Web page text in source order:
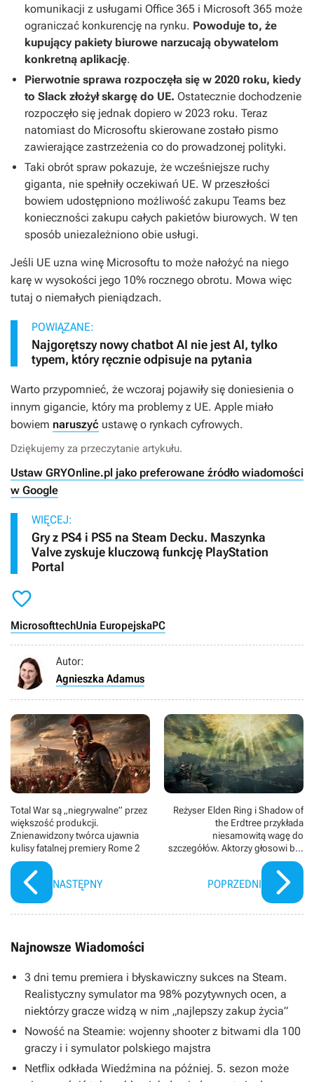
komunikacji z usługami Office 365 i Microsoft 365 może
ograniczać konkurencję na rynku. Powoduje to, że
kupujący pakiety biurowe narzucają obywatelom
konkretną aplikację.
Pierwotnie sprawa rozpoczęła się w 2020 roku, kiedy
to Slack złożył skargę do UE. Ostatecznie dochodzenie
rozpoczęło się jednak dopiero w 2023 roku. Teraz
natomiast do Microsoftu skierowane zostało pismo
zawierające zastrzeżenia co do prowadzonej polityki.
Taki obrót spraw pokazuje, że wcześniejsze ruchy
giganta, nie spełniły oczekiwań UE. W przeszłości
bowiem udostępniono możliwość zakupu Teams bez
konieczności zakupu całych pakietów biurowych. W ten
sposób uniezależniono obie usługi.
Jeśli UE uzna winę Microsoftu to może nałożyć na niego
karę w wysokości jego 10% rocznego obrotu. Mowa więc
tutaj o niemałych pieniądzach.
POWIĄZANE:
Najgorętszy nowy chatbot AI nie jest AI, tylko
typem, który ręcznie odpisuje na pytania
Warto przypomnieć, że wczoraj pojawiły się doniesienia o
innym gigancie, który ma problemy z UE. Apple miało
bowiem naruszyć ustawę o rynkach cyfrowych.
Dziękujemy za przeczytanie artykułu.
Ustaw GRYOnline.pl jako preferowane źródło wiadomości
w Google
WIĘCEJ:
Gry z PS4 i PS5 na Steam Decku. Maszynka
Valve zyskuje kluczową funkcję PlayStation
Portal

MicrosofttechUnia EuropejskaPC
Autor:
Agnieszka Adamus
Total War są „niegrywalne” przez
większość produkcji.
Znienawidzony twórca ujawnia
kulisy fatalnej premiery Rome 2
NASTĘPNY
Reżyser Elden Ring i Shadow of
the Erdtree przykłada
niesamowitą wagę do
szczegółów. Aktorzy głosowi byli
tym bardzo zaskoczeni
POPRZEDNI
Najnowsze Wiadomości
3 dni temu premiera i błyskawiczny sukces na Steam.
Realistyczny symulator ma 98% pozytywnych ocen, a
niektórzy gracze widzą w nim „najlepszy zakup życia”
Nowość na Steamie: wojenny shooter z bitwami dla 100
graczy i i symulator polskiego majstra
Netflix odkłada Wiedźmina na później. 5. sezon może